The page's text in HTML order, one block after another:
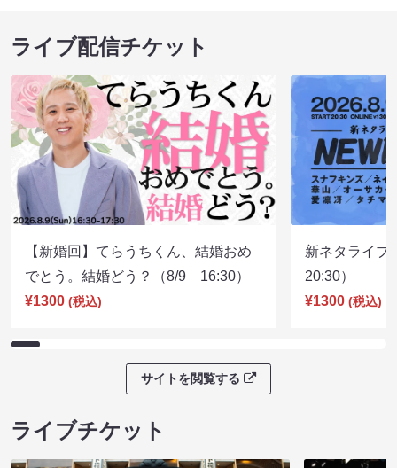
ライブ配信チケット
【新婚回】てらうちくん、結婚おめ
でとう。結婚どう？（8/9 16:30）
¥1300 (税込)
新ネタライ
20:30）
¥1300 (税込)
サイトを閲覧する
ライブチケット